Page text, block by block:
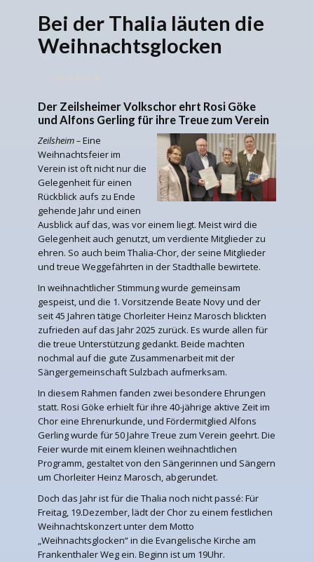
Bei der Thalia läuten die
Weihnachtsglocken
Der Zeilsheimer Volkschor ehrt Rosi Göke
und Alfons Gerling für ihre Treue zum Verein
Zeilsheim –Eine
Weihnachtsfeier im
Verein ist oft nicht nur die
Gelegenheit für einen
Rückblick aufs zu Ende
gehende Jahr und einen
Ausblick auf das, was vor einem liegt. Meist wird die
Gelegenheit auch genutzt, um verdiente Mitglieder zu
ehren. So auch beim Thalia-Chor, der seine Mitglieder
und treue Weggefährten in der Stadthalle bewirtete.
In weihnachtlicher Stimmung wurde gemeinsam
gespeist, und die 1. Vorsitzende Beate Novy und der
seit 45 Jahren tätige Chorleiter Heinz Marosch blickten
zufrieden auf das Jahr 2025 zurück. Es wurde allen für
die treue Unterstützung gedankt. Beide machten
nochmal auf die gute Zusammenarbeit mit der
Sängergemeinschaft Sulzbach aufmerksam.
In diesem Rahmen fanden zwei besondere Ehrungen
statt. Rosi Göke erhielt für ihre 40-jährige aktive Zeit im
Chor eine Ehrenurkunde, und Fördermitglied Alfons
Gerling wurde für 50 Jahre Treue zum Verein geehrt. Die
Feier wurde mit einem kleinen weihnachtlichen
Programm, gestaltet von den Sängerinnen und Sängern
um Chorleiter Heinz Marosch, abgerundet.
Doch das Jahr ist für die Thalia noch nicht passé: Für
Freitag, 19.Dezember, lädt der Chor zu einem festlichen
Weihnachtskonzert unter dem Motto
„Weihnachtsglocken“ in die Evangelische Kirche am
Frankenthaler Weg ein. Beginn ist um 19Uhr.